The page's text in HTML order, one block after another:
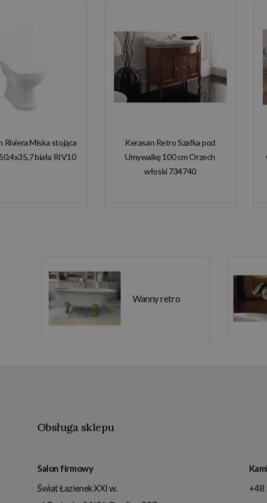
Riviera Miska stojąca
biała RIV10
Kerasan Retro Szafka pod
Umywalkę 100 cm Orzech
włoski 734740
Wanny retro
Obsługa sklepu
Salon firmowy
Świat Łazienek XXI w.
+48